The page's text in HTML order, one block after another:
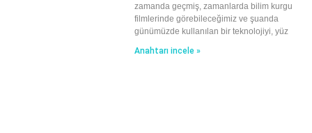
zamanda geçmiş, zamanlarda bilim kurgu
filmlerinde görebileceğimiz ve şuanda
günümüzde kullanılan bir teknolojiyi, yüz
Anahtarı incele »